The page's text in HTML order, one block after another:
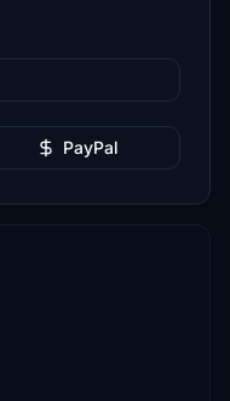
PayPal